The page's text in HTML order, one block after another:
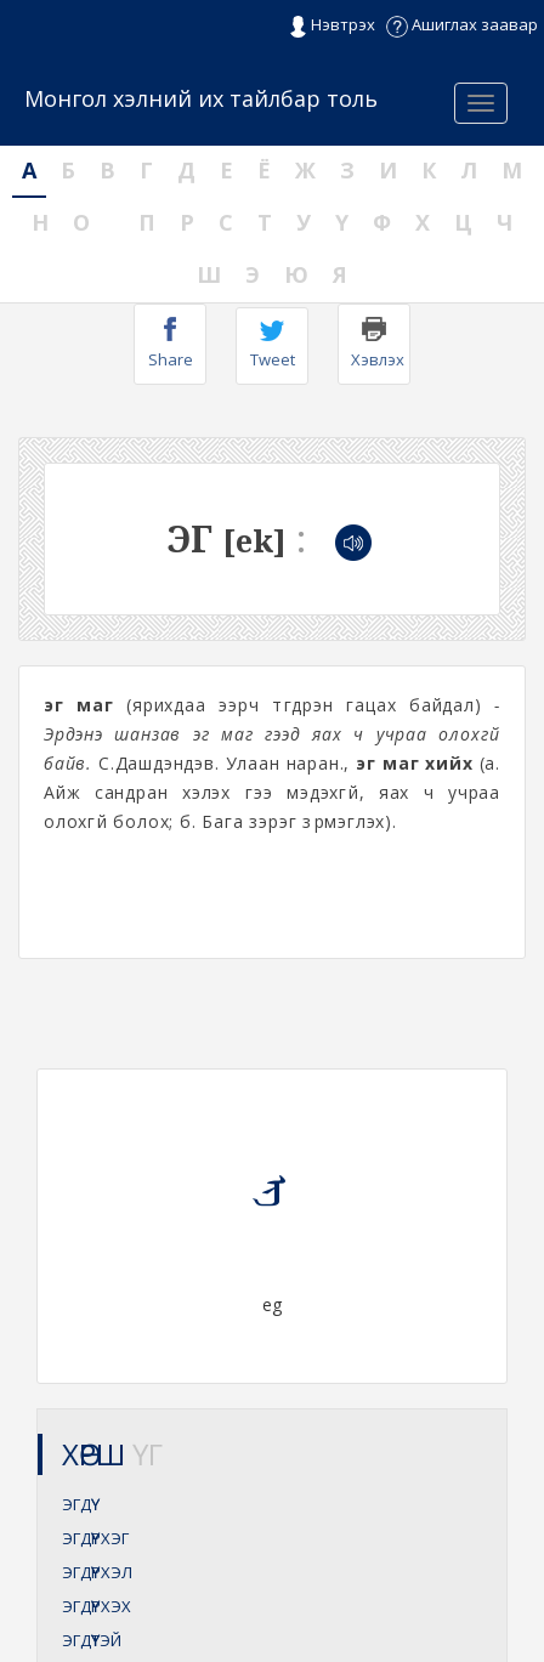
Нэвтрэх Ашиглах заавар
Menu
Монгол хэлний их тайлбар толь
А Б В Г Д Е Ё Ж З И К Л
М
Н
О П Р С Т У Ү Ф Х Ц
Ч
Ш
Э Ю Я
Share Tweet Хэвлэх
ЭГ [ek] :
эг маг (ярихдаа ээрч түгдрэн гацах байдал)-
Эрдэнэ шанзав эг маг гээд яах ч учраа олохгүй
байв. С.Дашдэндэв. Улаан наран., эг маг хийх (а.
Айж сандран хэлэх үгээ мэдэхгүй, яах ч учраа
олохгүй болох; б. Бага зэрэг зүүрмэглэх).
ᠡᠭ
eg
ХӨРШ ҮГ
ЭГДҮҮ
ЭГДҮҮРХЭГ
ЭГДҮҮРХЭЛ
ЭГДҮҮРХЭХ
ЭГДҮҮТЭЙ